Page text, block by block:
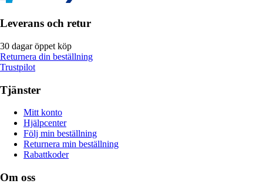
Leverans och retur
30 dagar öppet köp
Returnera din beställning
Trustpilot
Tjänster
Mitt konto
Hjälpcenter
Följ min beställning
Returnera min beställning
Rabattkoder
Om oss